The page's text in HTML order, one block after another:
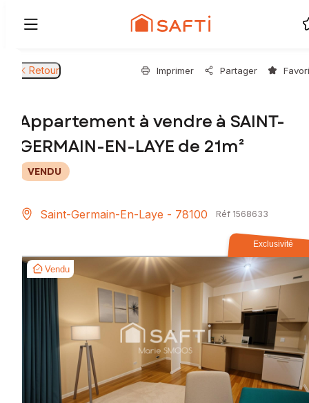
Retour Imprimer Partager
Appartement à vendre à SAINT-
GERMAIN-EN-LAYE de 21m²
VENDU
Saint-Germain-En-Laye - 78100 Réf 1568633
Exclusivité
Vendu